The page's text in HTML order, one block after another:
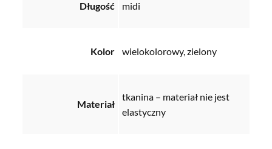
Długość midi
Kolor wielokolorowy, zielony
Materiał
tkanina – materiał nie jest
elastyczny